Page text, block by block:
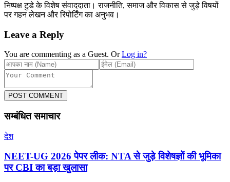
निष्पक्ष टुडे के विशेष संवाददाता। राजनीति, समाज और विकास से जुड़े विषयों
पर गहन लेखन और रिपोर्टिंग का अनुभव।
Leave a Reply
You are commenting as a Guest. Or Log in?
POST COMMENT
सम्बंधित समाचार
देश
NEET-UG 2026 पेपर लीक: NTA से जुड़े विशेषज्ञों की भूमिका
पर CBI का बड़ा खुलासा